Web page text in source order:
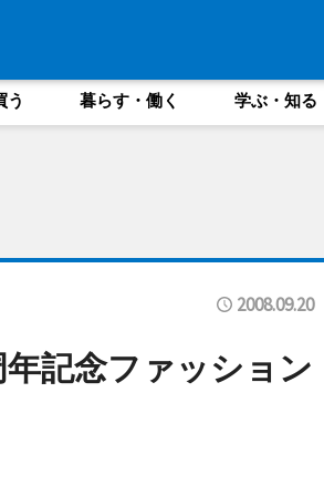
う 暮らす・働く 学ぶ・知る
2008.09.20
記念ファッション